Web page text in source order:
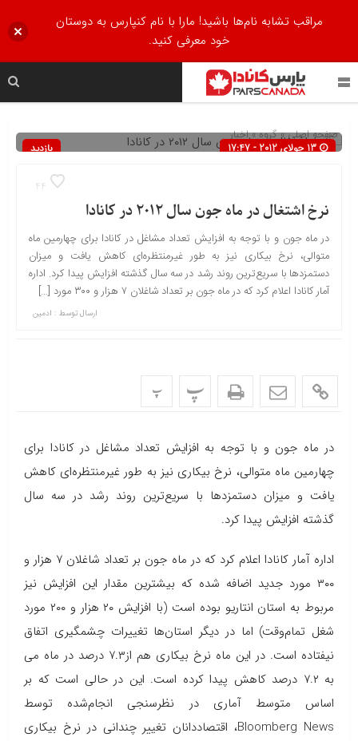
صفحه اصلی» گروه »اخبار
13 جولای 2012 - 17:47
بازدید
44
نرخ اشتغال در ماه جون سال ۲۰۱۲ در کانادا
در ماه جون و با توجه به افزایش تعداد مشاغل در کانادا برای چهارمین ماه
متوالی، نرخ بیکاری نیز به طور غیرمنتظره‌ای کاهش یافت و میزان
دستمزدها با سریع‌ترین روند رشد در سه سال گذشته افزایش پیدا کرد. اداره
آمار کانادا اعلام کرد که در ماه جون بر تعداد شاغلان ۷ هزار و ۳۰۰ مورد […]
ارسال توسط : ادمین
پ پ
در ماه جون و با توجه به افزایش تعداد مشاغل در کانادا برای
چهارمین ماه متوالی، نرخ بیکاری نیز به طور غیرمنتظره‌ای کاهش
یافت و میزان دستمزدها با سریع‌ترین روند رشد در سه سال
گذشته افزایش پیدا کرد.
اداره آمار کانادا اعلام کرد که در ماه جون بر تعداد شاغلان ۷ هزار و
۳۰۰ مورد جدید اضافه شده که بیشترین مقدار این افزایش نیز
مربوط به استان انتاریو بوده است (با افزایش ۲۰ هزار و ۲۰۰ مورد
شغل تمام‌وقت) اما در دیگر استان‌ها تغییرات چشمگیری اتفاق
نیفتاده است. در این ماه نرخ بیکاری هم از۷.۳ درصد در ماه می
به ۷.۲ درصد کاهش پیدا کرده است. این در حالی است که بر
اساس متوسط آماری در نظرسنجی انجام‌شده توسط
Bloomberg News، اقتصاددانان تغییر چندانی در نرخ بیکاری
مراقب تشابه نام‌ها باشید! مارا با نام کنپارس به دوستان
خود معرفی کنید.